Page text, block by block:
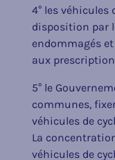
4° les
disposition par
endommagés
aux
5° le
communes,
véhicules de
La
véhicules de